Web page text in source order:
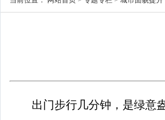
出门步行几分钟，是绿意